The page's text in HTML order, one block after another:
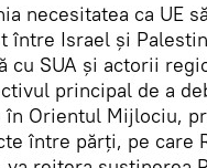
necesitatea ca UE
între Israel şi
cu SUA şi actorii
principal de a
în Orientul Mijlociu,
între părţi, pe care